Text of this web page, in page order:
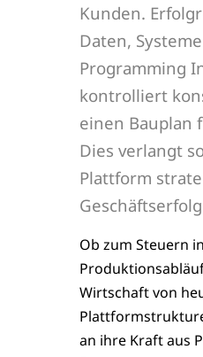
Kunden.
Daten,
Programming
kontrolliert
einen Bauplan
Dies verlangt
Plattform
Ob zum Steuern
Wirtschaft von
an ihre Kraft aus